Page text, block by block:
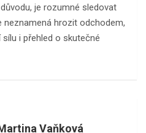
je rozumné sledovat
neznamená hrozit odchodem,
i přehled o skutečné
Vaňková